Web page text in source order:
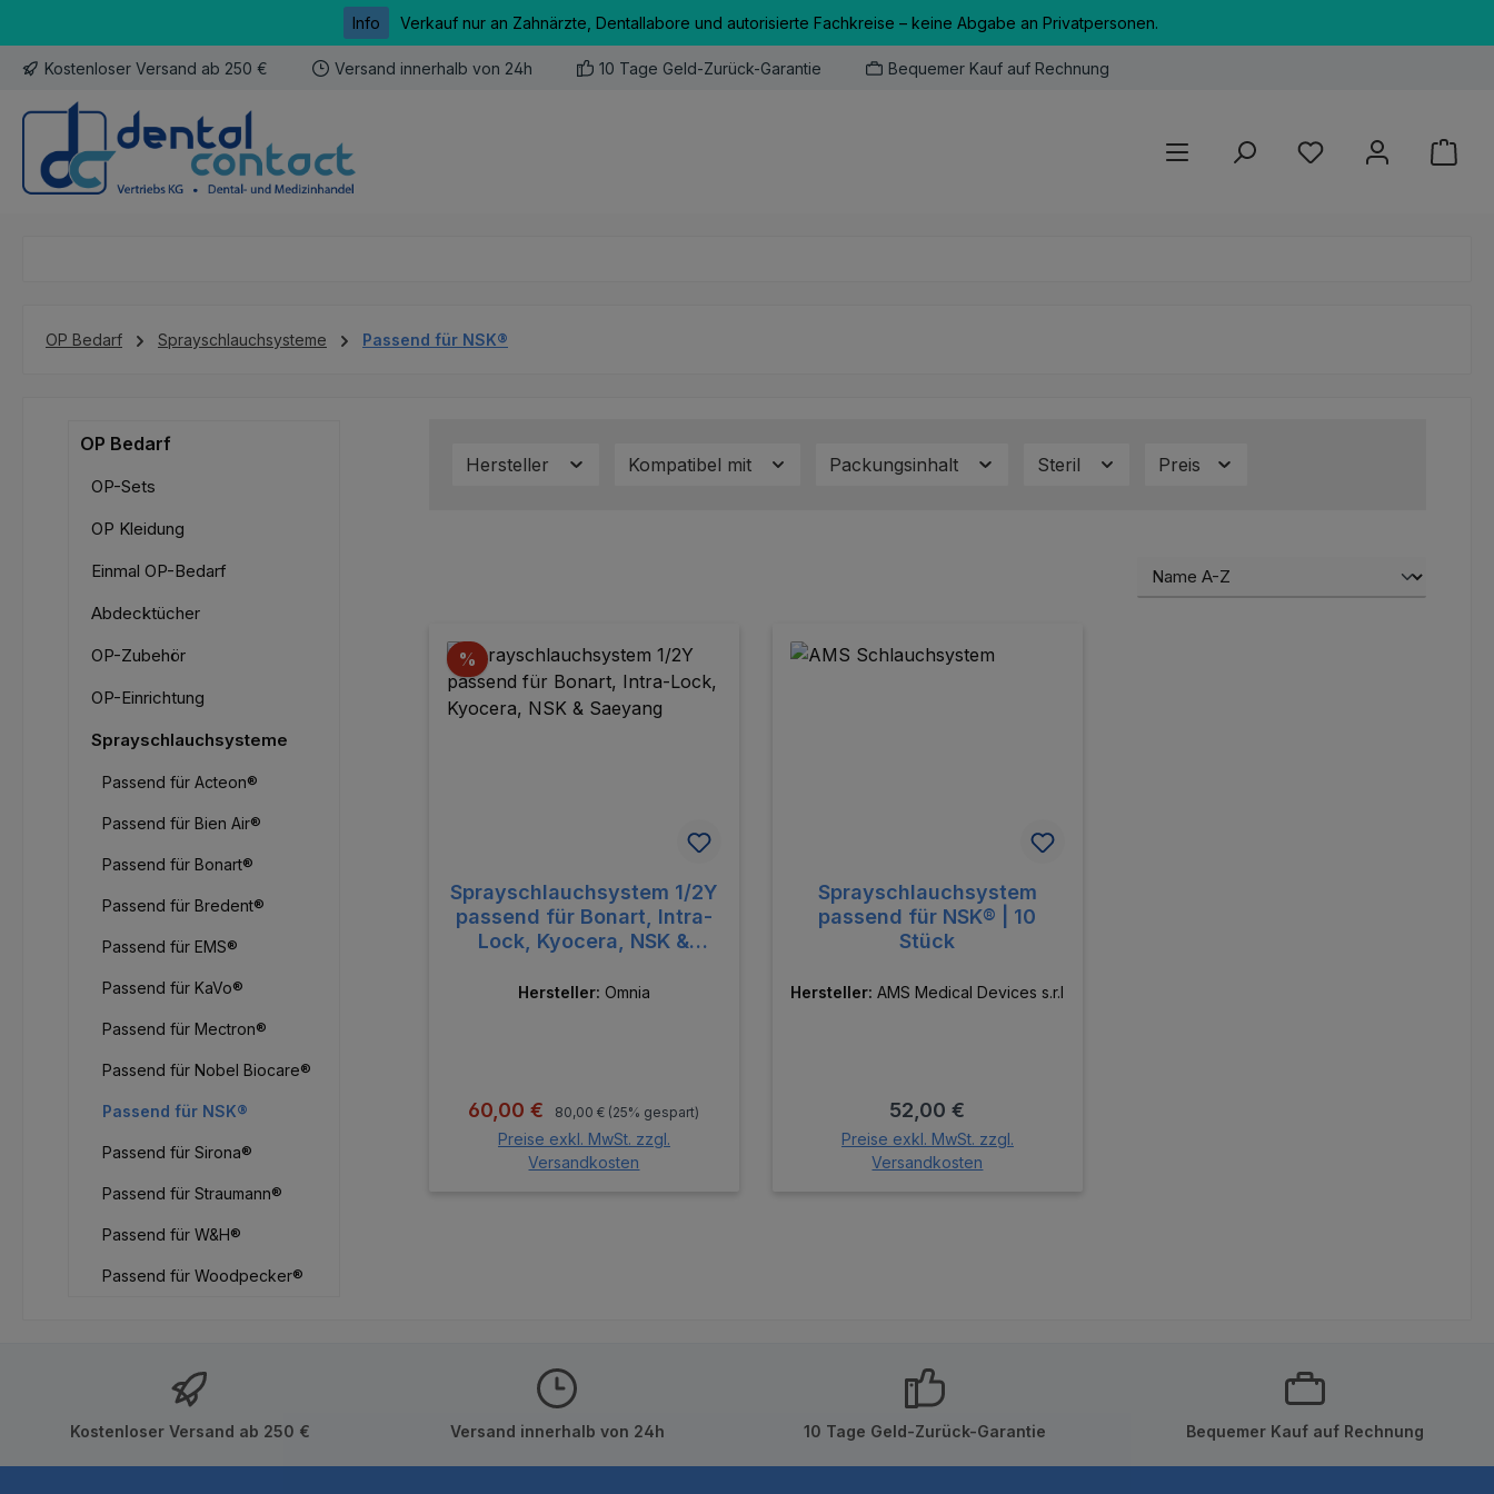
Info Verkauf nur an Zahnärzte, Dentallabore und autorisierte Fachkreise – keine Abgabe an Privatpersonen.
Kostenloser Versand ab 250 € Versand innerhalb von 24h 10 Tage Geld-Zurück-Garantie Bequemer Kauf auf Rechnung
Du hast 0 Produkte
OP Bedarf Sprayschlauchsysteme Passend für NSK®
OP Bedarf
OP-Sets
OP Kleidung
Einmal OP-Bedarf
Abdecktücher
OP-Zubehör
OP-Einrichtung
Sprayschlauchsysteme
Passend für Acteon®
Passend für Bien Air®
Passend für Bonart®
Passend für Bredent®
Passend für EMS®
Passend für KaVo®
Passend für Mectron®
Passend für Nobel Biocare®
Passend für NSK®
Passend für Sirona®
Passend für Straumann®
Passend für W&H®
Passend für Woodpecker®
Hersteller Kompatibel mit Packungsinhalt Steril Preis
% Rabatt
Sprayschlauchsystem 1/2Y
passend für Bonart, Intra-
Lock, Kyocera, NSK &
Hersteller: Omnia
Verkaufspreis:
60,00 € Regulärer Preis:
80,00 € (25% gespart)
Preise exkl. MwSt. zzgl.
Versandkosten
Sprayschlauchsystem
passend für NSK® | 10
Stück
Hersteller:AMS Medical Devices s.r.l
Regulärer Preis:
52,00 €
Preise exkl. MwSt. zzgl.
Versandkosten
Kostenloser Versand ab 250 € Versand innerhalb von 24h 10 Tage Geld-Zurück-Garantie Bequemer Kauf auf Rechnung